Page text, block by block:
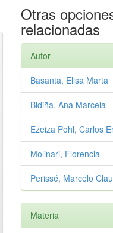
Otras
relacionadas
Autor
Basanta, Elisa Marta
Bidiña, Ana Marcela
Ezeiza Pohl, Carlos
Molinari, Florencia
Perissé, Marcelo
Materia